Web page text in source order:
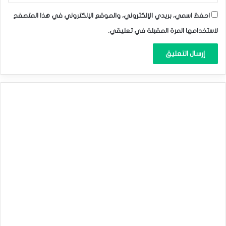
احفظ اسمي، بريدي الإلكتروني، والموقع الإلكتروني في هذا المتصفح
لاستخدامها المرة المقبلة في تعليقي.